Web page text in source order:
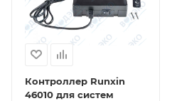
Контроллер Runxin
46010 для систем